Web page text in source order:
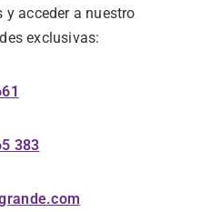
y acceder a nuestro
exclusivas:
383